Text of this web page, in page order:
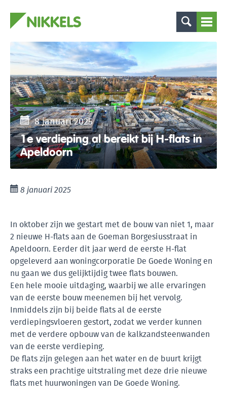
8 januari 2025
1e verdieping al bereikt bij H-flats in
Apeldoorn
8 januari 2025
In oktober zijn we gestart met de bouw van niet 1, maar
2 nieuwe H-flats aan de Goeman Borgesiusstraat in
Apeldoorn. Eerder dit jaar werd de eerste H-flat
opgeleverd aan woningcorporatie De Goede Woning en
nu gaan we dus gelijktijdig twee flats bouwen.
Een hele mooie uitdaging, waarbij we alle ervaringen
van de eerste bouw meenemen bij het vervolg.
Inmiddels zijn bij beide flats al de eerste
verdiepingsvloeren gestort, zodat we verder kunnen
met de verdere opbouw van de kalkzandsteenwanden
van de eerste verdieping.
De flats zijn gelegen aan het water en de buurt krijgt
straks een prachtige uitstraling met deze drie nieuwe
flats met huurwoningen van De Goede Woning.